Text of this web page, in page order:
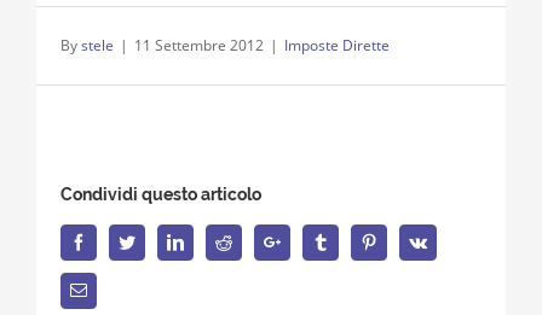
Bystele | 11 Settembre 2012 | Imposte Dirette
Condividi questo articolo
FacebookTwitterLinkedInReddit Google+ Tumblr PinterestVk
Email